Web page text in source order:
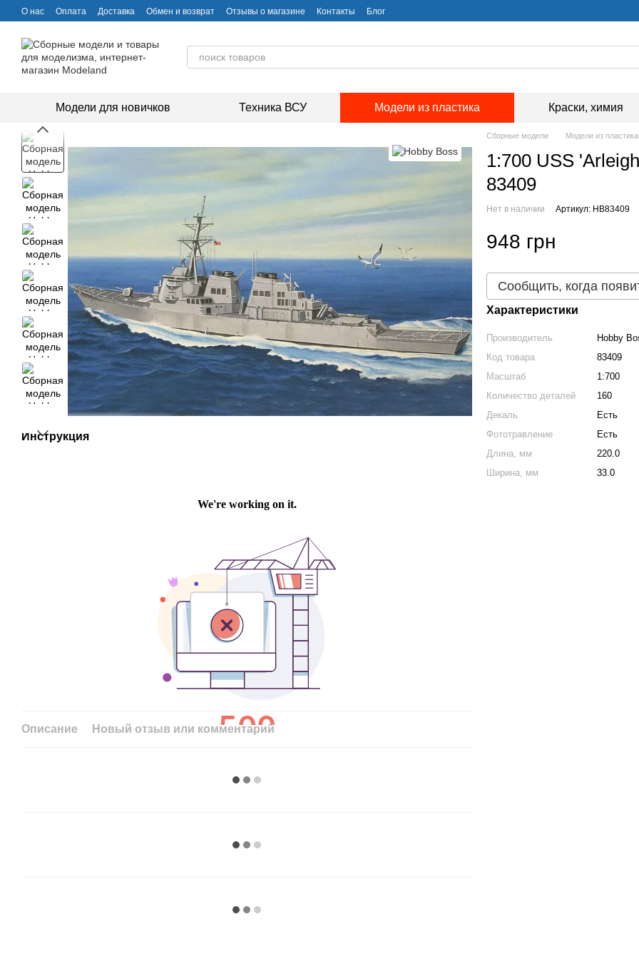
Перейти к основному контенту
О нас Оплата Доставка Обмен и возврат Отзывы о магазине Контакты Блог
Модели для новичков Техника ВСУ Модели из пластика Краски, химия
Инструкция
Описание Новый отзыв или комментарий
Сборные модели Модели из пластика
1:700 USS
83409
Нет в наличии Артикул: HB83409
948 грн
Сообщить, когда
Характеристики
Производитель
Hobby
Код товара
83409
Масштаб
1:700
Количество деталей
160
Декаль
Есть
Фототравление
Есть
Длина, мм
220.0
Ширина, мм
33.0